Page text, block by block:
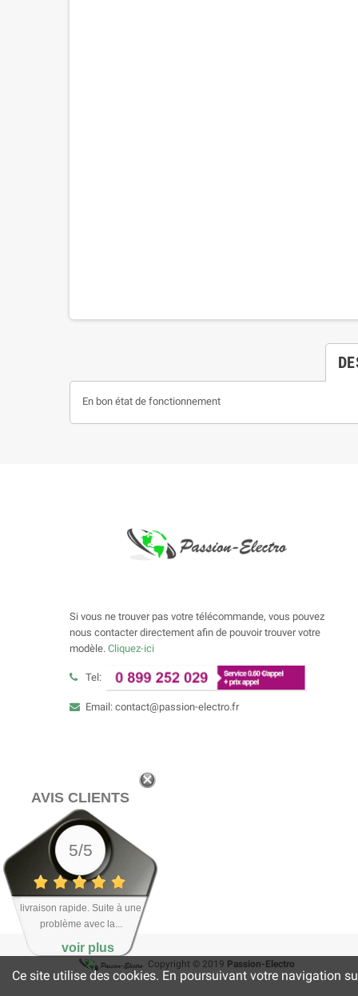
En bon état de fonctionnement
Si vous ne trouver pas votre télécommande, vous pouvez
nous contacter directement afin de pouvoir trouver votre
modèle. Cliquez-ici
Tel:
Email: contact@passion-electro.fr
AVIS CLIENTS
5/5
livraison rapide. Suite à une
problème avec la...
voir plus
Copyright © 2019 Passion-Electro
Ce site utilise des cookies. En poursuivant votre navigation